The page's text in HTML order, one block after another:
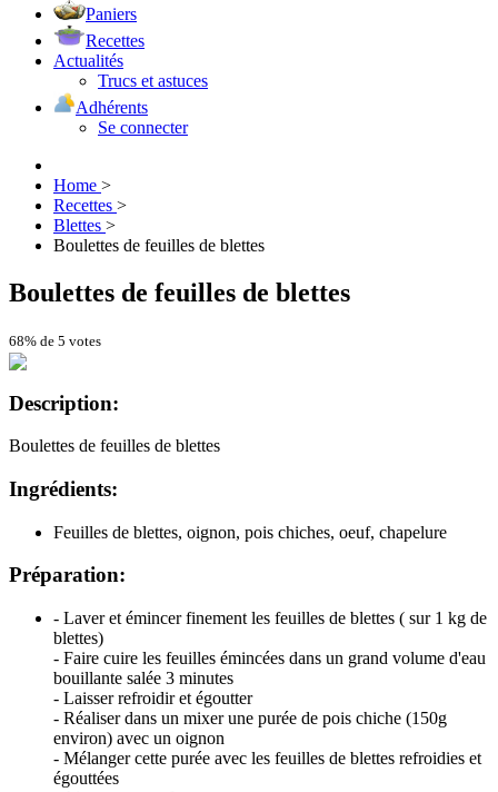
Paniers
Recettes
Actualités
Trucs et astuces
Adhérents
Se connecter
Home >
Recettes >
Blettes >
Boulettes de feuilles de blettes
Boulettes de feuilles de blettes
68% de 5 votes
Description:
Boulettes de feuilles de blettes
Ingrédients:
Feuilles de blettes, oignon, pois chiches, oeuf, chapelure
Préparation:
- Laver et émincer finement les feuilles de blettes ( sur 1 kg de
blettes)
- Faire cuire les feuilles émincées dans un grand volume d'eau
bouillante salée 3 minutes
- Laisser refroidir et égoutter
- Réaliser dans un mixer une purée de pois chiche (150g
environ) avec un oignon
- Mélanger cette purée avec les feuilles de blettes refroidies et
égouttées